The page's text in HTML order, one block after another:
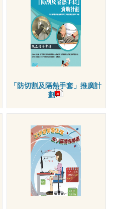
「防切割及隔熱手套」推廣計
劃